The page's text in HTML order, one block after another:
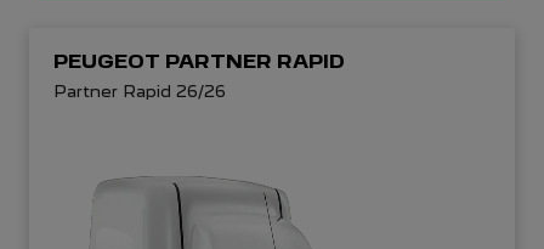
PEUGEOT PARTNER RAPID
Partner Rapid 26/26